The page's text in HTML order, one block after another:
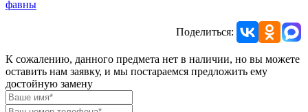
фавны
Поделиться:
К сожалению, данного предмета нет в наличии, но вы можете
оставить нам заявку, и мы постараемся предложить ему
достойную замену